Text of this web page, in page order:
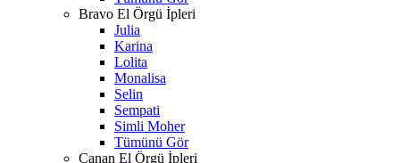
Bravo El Örgü İpleri
Julia
Karina
Lolita
Monalisa
Selin
Sempati
Simli Moher
Tümünü Gör
Canan El Örgü İpleri